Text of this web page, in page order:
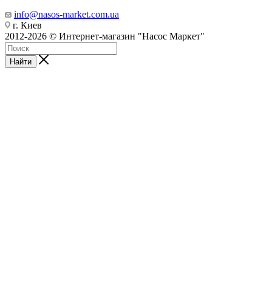
info@nasos-market.com.ua
г. Киев
2012-2026 © Интернет-магазин "Насос Маркет"
Найти